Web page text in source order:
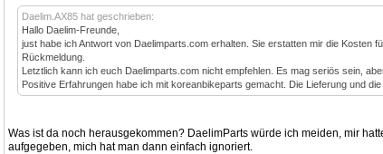
Daelim.AX85 hat geschrieben:
Hallo Daelim-Freunde,
just habe ich Antwort von Daelimparts.com erhalten. Sie erstatten mir die
Rückmeldung.
Letztlich kann ich euch Daelimparts.com nicht empfehlen. Es mag seriös sein,
Positive Erfahrungen habe ich mit koreanbikeparts gemacht. Die Lieferung und
Was ist da noch herausgekommen? DaelimParts würde ich meiden, mir
aufgegeben, mich hat man dann einfach ignoriert.